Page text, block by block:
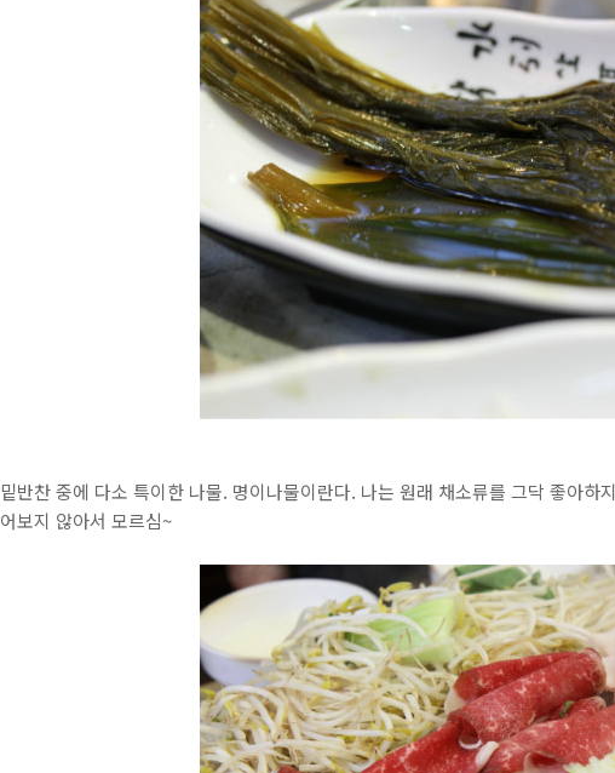
밑반찬 중에 다소 특이한 나물. 명이나물이란다. 나는 원래 채소류를 그닥 좋아하
어보지 않아서 모르심~